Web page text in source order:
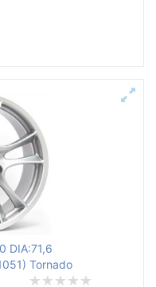
DIA:71,6
Tornado